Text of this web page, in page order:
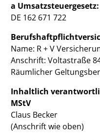
a Umsatzsteuergesetz:
DE 162 671 722
Name: R + V
Anschrift: Voltastraße
Räumlicher
Inhaltlich
MStV
Claus Becker
(Anschrift wie oben)